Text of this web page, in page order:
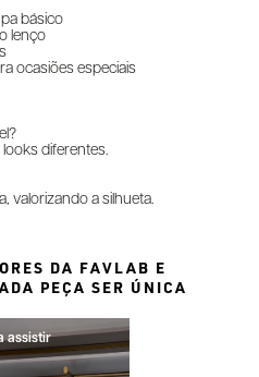
básico
lenço
ocasiões especiais
diferentes.
valorizando a silhueta.
DA FAVLAB E
PEÇA SER ÚNICA